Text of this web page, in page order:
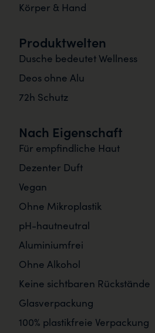
Körper & Hand
Produktwelten
Dusche bedeutet Wellness
Deos ohne Alu
72h Schutz
Nach Eigenschaft
Für empfindliche Haut
Dezenter Duft
Vegan
Ohne Mikroplastik
pH-hautneutral
Aluminiumfrei
Ohne Alkohol
Keine sichtbaren Rückstände
Glasverpackung
100% plastikfreie Verpackung